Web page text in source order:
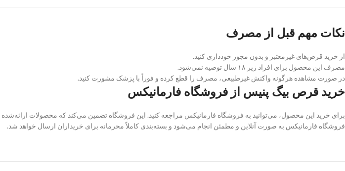
نکات مهم قبل از مصرف
از خرید قرص‌های غیرمعتبر و بدون مجوز خودداری کنید.
مصرف این محصول برای افراد زیر ۱۸ سال توصیه نمی‌شود.
در صورت مشاهده هرگونه واکنش غیرطبیعی، مصرف را قطع کرده و فوراً با پزشک مشورت کنید.
خرید قرص بیگ پنیس از فروشگاه فارمانیکس
برای خرید این محصول، می‌توانید به فروشگاه فارمانیکس مراجعه کنید. این فروشگاه تضمین می‌کند که محصولات ارائه‌شده
فروشگاه فارمانیکس به صورت آنلاین و مطمئن انجام می‌شود و بسته‌بندی کاملاً محرمانه برای خریداران ارسال خواهد شد.